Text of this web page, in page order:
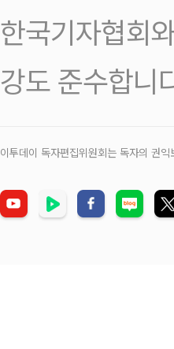
한국기자협회
강도 준수합니
이투데이 독자편집위원회는 독자의 권